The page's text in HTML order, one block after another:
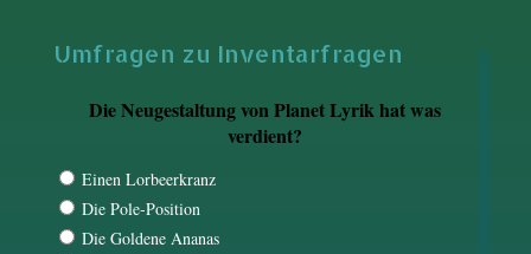
Umfragen zu Inventarfragen
Die Neugestaltung von Planet Lyrik hat was
verdient?
Einen Lorbeerkranz
Die Pole-Position
Die Goldene Ananas